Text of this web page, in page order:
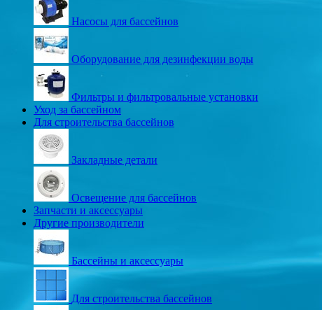
Насосы для бассейнов
Оборудование для дезинфекции воды
Фильтры и фильтровальные установки
Уход за бассейном
Для строительства бассейнов
Закладные детали
Освещение для бассейнов
Запчасти и аксессуары
Другие производители
Бассейны и аксессуары
Для строительства бассейнов